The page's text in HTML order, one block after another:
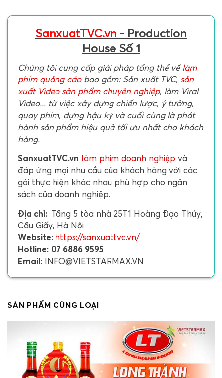
SanxuatTVC.vn - Production
House Số 1
Chúng tôi cung cấp giải pháp tổng thể vềlàm
phim quảng cáobao gồm: Sản xuất TVC, sản
xuất Video sản phẩm chuyên nghiệp, làm Viral
Video... từ việc xây dựng chiến lược, ý tưởng,
quay phim, dựng hậu kỳ và cuối cùng là phát
hành sản phẩm hiệu quả tối ưu nhất cho khách
hàng.
SanxuatTVC.vn làm phim doanh nghiệp và
đáp ứng mọi nhu cầu của khách hàng với các
gói thực hiện khác nhau phù hợp cho ngân
sách của doanh nghiệp.
Địa chỉ: Tầng 5 tòa nhà 25T1 Hoàng Đạo Thúy,
Cầu Giấy, Hà Nội
Website: https://sanxuattvc.vn/
Hotline: 07 6886 9595
Email: INFO@VIETSTARMAX.VN
SẢN PHẨM CÙNG LOẠI